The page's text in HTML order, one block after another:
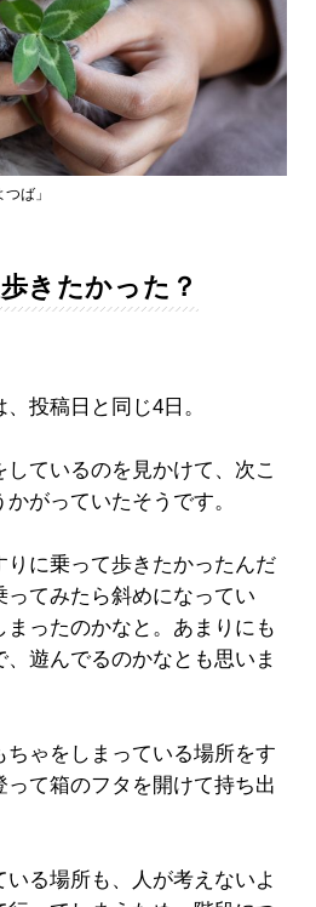
ば」
きたかった？
投稿日と同じ4日。
ているのを見かけて、次こ
がっていたそうです。
に乗って歩きたかったんだ
ってみたら斜めになってい
ったのかなと。あまりにも
遊んでるのかなとも思いま
ゃをしまっている場所をす
って箱のフタを開けて持ち出
る場所も、人が考えないよ